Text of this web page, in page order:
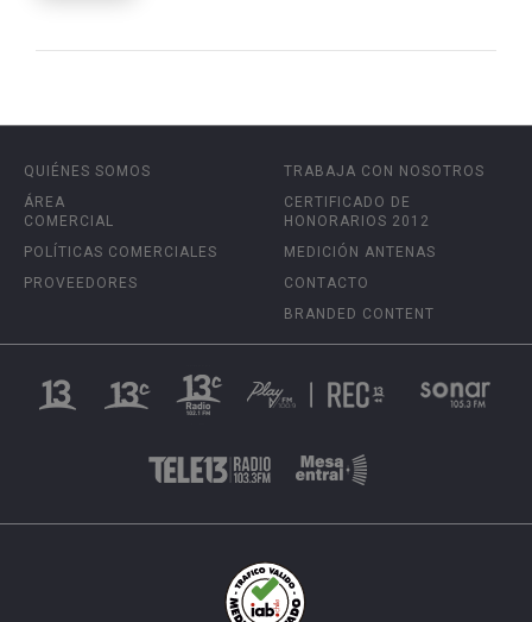
QUIÉNES SOMOS
ÁREA
COMERCIAL
POLÍTICAS COMERCIALES
PROVEEDORES
TRABAJA CON NOSOTROS
CERTIFICADO DE
HONORARIOS 2012
MEDICIÓN ANTENAS
CONTACTO
BRANDED CONTENT